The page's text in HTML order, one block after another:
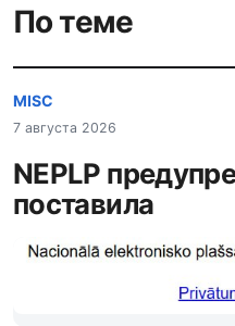
По теме
MISC
7 августа 2026
NEPLP
поставила